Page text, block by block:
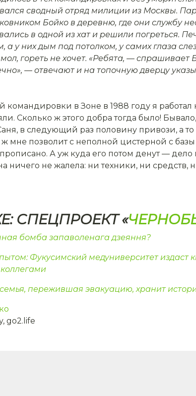
свод­ный отряд милиции из Москвы.
Бойко в деревню, где они службу
в одной из хат и решили погреться.
а у них дым под потолком, у самих глаза
мол, гореть не хочет. «Ребя­та, —
— отвечают и на топочную дверцу
в Зоне в 1988 году я работал
Сколько ж это­го добра тогда было!
в следующий раз поло­вину привози, а
ж мне позволит с непол­ной цистерной с
А уж куда его потом денут — дело
ничего не жалела: ни техни­ки, ни средств,
СПЕЦПРОЕКТ «
бомба запаволенага дзеяння?
Фукусимский медуниверситет издаст
пережившая эвакуацию, хранит
go2.life